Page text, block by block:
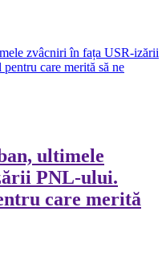
zvâcniri în fața USR-izării
care merită să ne
ultimele
PNL-ului.
care merită